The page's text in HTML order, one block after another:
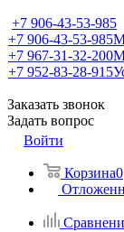
+7 906-43-53-985
+7 906-43-53-985
+7 967-31-32-200
+7 952-83-28-915
Заказать звонок
Задать вопрос
Войти
Корзина0